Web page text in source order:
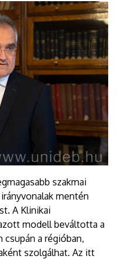
szakmai
mentén
A Klinikai
modell beváltotta a
a régióban,
szolgálhat. Az itt